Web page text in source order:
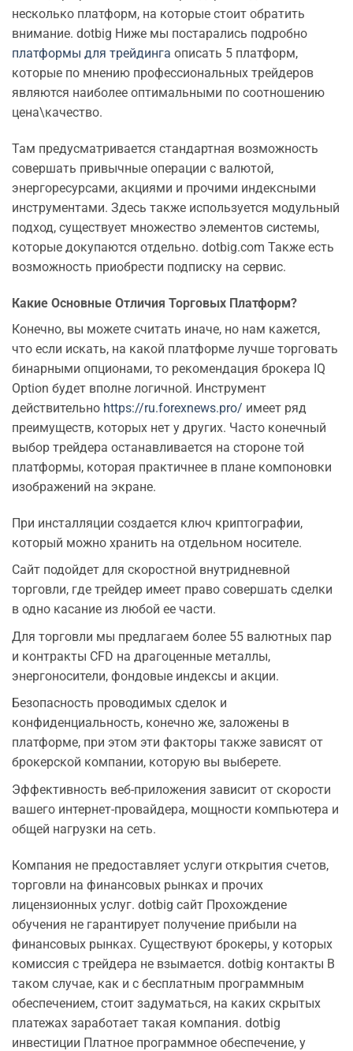
несколько платформ, на которые стоит обратить
внимание. dotbig Ниже мы постарались подробно
платформы для трейдинга описать 5 платформ,
которые по мнению профессиональных трейдеров
являются наиболее оптимальными по соотношению
цена\качество.
Там предусматривается стандартная возможность
совершать привычные операции с валютой,
энергоресурсами, акциями и прочими индексными
инструментами. Здесь также используется модульный
подход, существует множество элементов системы,
которые докупаются отдельно. dotbig.com Также есть
возможность приобрести подписку на сервис.
Какие Основные Отличия Торговых Платформ?
Конечно, вы можете считать иначе, но нам кажется,
что если искать, на какой платформе лучше торговать
бинарными опционами, то рекомендация брокера IQ
Option будет вполне логичной. Инструмент
действительно https://ru.forexnews.pro/ имеет ряд
преимуществ, которых нет у других. Часто конечный
выбор трейдера останавливается на стороне той
платформы, которая практичнее в плане компоновки
изображений на экране.
При инсталляции создается ключ криптографии,
который можно хранить на отдельном носителе.
Сайт подойдет для скоростной внутридневной
торговли, где трейдер имеет право совершать сделки
в одно касание из любой ее части.
Для торговли мы предлагаем более 55 валютных пар
и контракты CFD на драгоценные металлы,
энергоносители, фондовые индексы и акции.
Безопасность проводимых сделок и
конфиденциальность, конечно же, заложены в
платформе, при этом эти факторы также зависят от
брокерской компании, которую вы выберете.
Эффективность веб-приложения зависит от скорости
вашего интернет-провайдера, мощности компьютера и
общей нагрузки на сеть.
Компания не предоставляет услуги открытия счетов,
торговли на финансовых рынках и прочих
лицензионных услуг. dotbig сайт Прохождение
обучения не гарантирует получение прибыли на
финансовых рынках. Существуют брокеры, у которых
комиссия с трейдера не взымается. dotbig контакты В
таком случае, как и с бесплатным программным
обеспечением, стоит задуматься, на каких скрытых
платежах заработает такая компания. dotbig
инвестиции Платное программное обеспечение, у